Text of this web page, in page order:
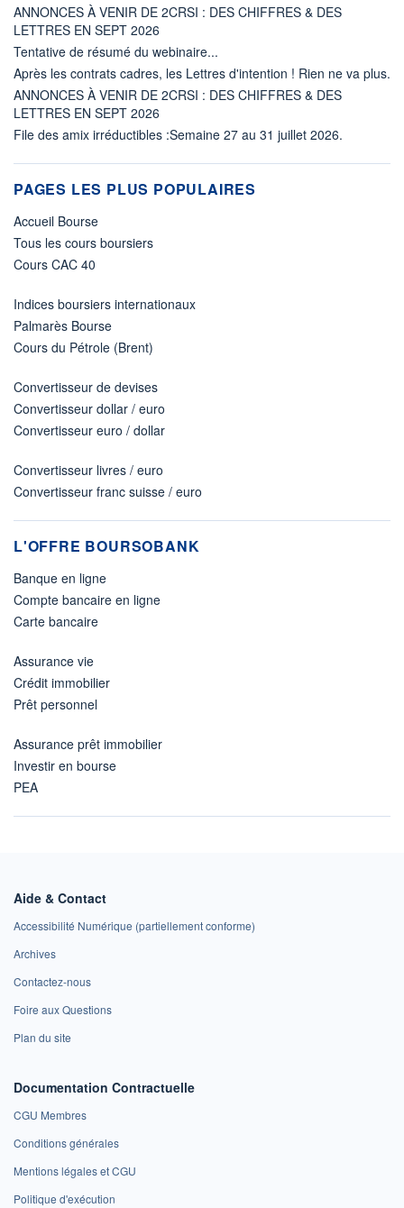
ANNONCES À VENIR DE 2CRSI : DES CHIFFRES & DES
LETTRES EN SEPT 2026
Tentative de résumé du webinaire...
Après les contrats cadres, les Lettres d'intention ! Rien ne va plus.
ANNONCES À VENIR DE 2CRSI : DES CHIFFRES & DES
LETTRES EN SEPT 2026
File des amix irréductibles :Semaine 27 au 31 juillet 2026.
PAGES LES PLUS POPULAIRES
Accueil Bourse
Tous les cours boursiers
Cours CAC 40
Indices boursiers internationaux
Palmarès Bourse
Cours du Pétrole (Brent)
Convertisseur de devises
Convertisseur dollar / euro
Convertisseur euro / dollar
Convertisseur livres / euro
Convertisseur franc suisse / euro
L'OFFRE BOURSOBANK
Banque en ligne
Compte bancaire en ligne
Carte bancaire
Assurance vie
Crédit immobilier
Prêt personnel
Assurance prêt immobilier
Investir en bourse
PEA
Aide & Contact
Accessibilité Numérique (partiellement conforme)
Archives
Contactez-nous
Foire aux Questions
Plan du site
Documentation Contractuelle
CGU Membres
Conditions générales
Mentions légales et CGU
Politique d'exécution